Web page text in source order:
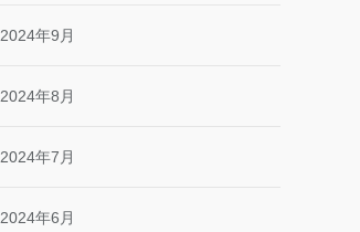
2024年9月
2024年8月
2024年7月
2024年6月